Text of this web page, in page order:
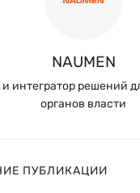
NAUMEN
интегратор решений
органов власти
ПУБЛИКАЦИИ